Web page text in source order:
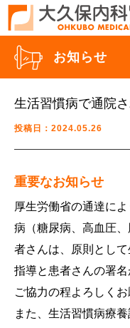
お知らせ
生活習慣病で通院
投稿日：2024.05.26
重要なお知らせ
厚生労働省の通達に
病（糖尿病、高血圧
者さんは、原則とし
指導と患者さんの署
ご協力の程よろしくお
また、生活習慣病療